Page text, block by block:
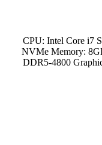
CPU: Intel Core i7
NVMe Memory:
DDR5-4800